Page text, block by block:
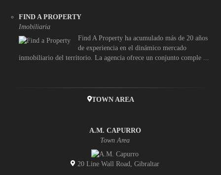
FIND A PROPERTY
Imobiliaria
Find A Property ha acumulado más de 20 años
de experiencia en el dinámico mercado
inmobiliario del territorio. La agencia ofrece un conjunto comple ...
TOWN AREA
A.M. CAPURRO
Town Area
20 Line Wall Road, Gibraltar